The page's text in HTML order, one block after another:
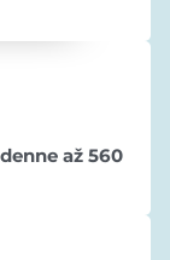
denne až 560